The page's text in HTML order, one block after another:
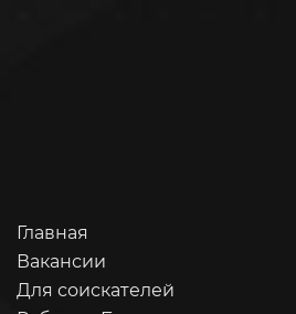
Главная
Вакансии
Для соискателей